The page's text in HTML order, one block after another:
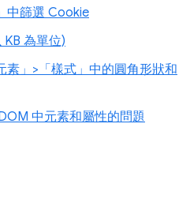
中篩選 Cookie
為單位)
素」>「樣式」中的圓角形狀和
中元素和屬性的問題